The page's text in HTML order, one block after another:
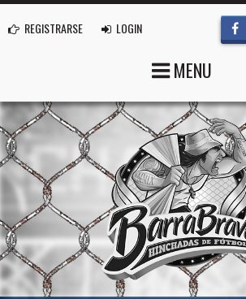
REGISTRARSE LOGIN
MENU